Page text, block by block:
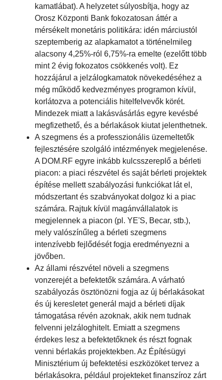
kamatlábat). A helyzetet súlyosbítja, hogy az
Orosz Központi Bank fokozatosan áttér a
mérsékelt monetáris politikára: idén márciustól
szeptemberig az alapkamatot a történelmileg
alacsony 4,25%-ról 6,75%-ra emelte (ezelőtt több
mint 2 évig fokozatos csökkenés volt). Ez
hozzájárul a jelzálogkamatok növekedéséhez a
még működő kedvezményes programon kívül,
korlátozva a potenciális hitelfelvevők körét.
Mindezek miatt a lakásvásárlás egyre kevésbé
megfizethető, és a bérlakások kiutat jelenthetnek.
A szegmens és a professzionális üzemeltetők
fejlesztésére szolgáló intézmények megjelenése.
A DOM.RF egyre inkább kulcsszereplő a bérleti
piacon: a piaci részvétel és saját bérleti projektek
építése mellett szabályozási funkciókat lát el,
módszertant és szabványokat dolgoz ki a piac
számára. Rajtuk kívül magánvállalatok is
megjelennek a piacon (pl. YE'S, Becar, stb.),
mely valószínűleg a bérleti szegmens
intenzívebb fejlődését fogja eredményezni a
jövőben.
Az állami részvétel növeli a szegmens
vonzerejét a befektetők számára. A várható
szabályozás ösztönözni fogja az új bérlakásokat
és új keresletet generál majd a bérleti díjak
támogatása révén azoknak, akik nem tudnak
felvenni jelzáloghitelt. Emiatt a szegmens
érdekes lesz a befektetőknek és részt fognak
venni bérlakás projektekben. Az Építésügyi
Minisztérium új befektetési eszközöket tervez a
bérlakásokra, például projekteket finanszíroz zárt